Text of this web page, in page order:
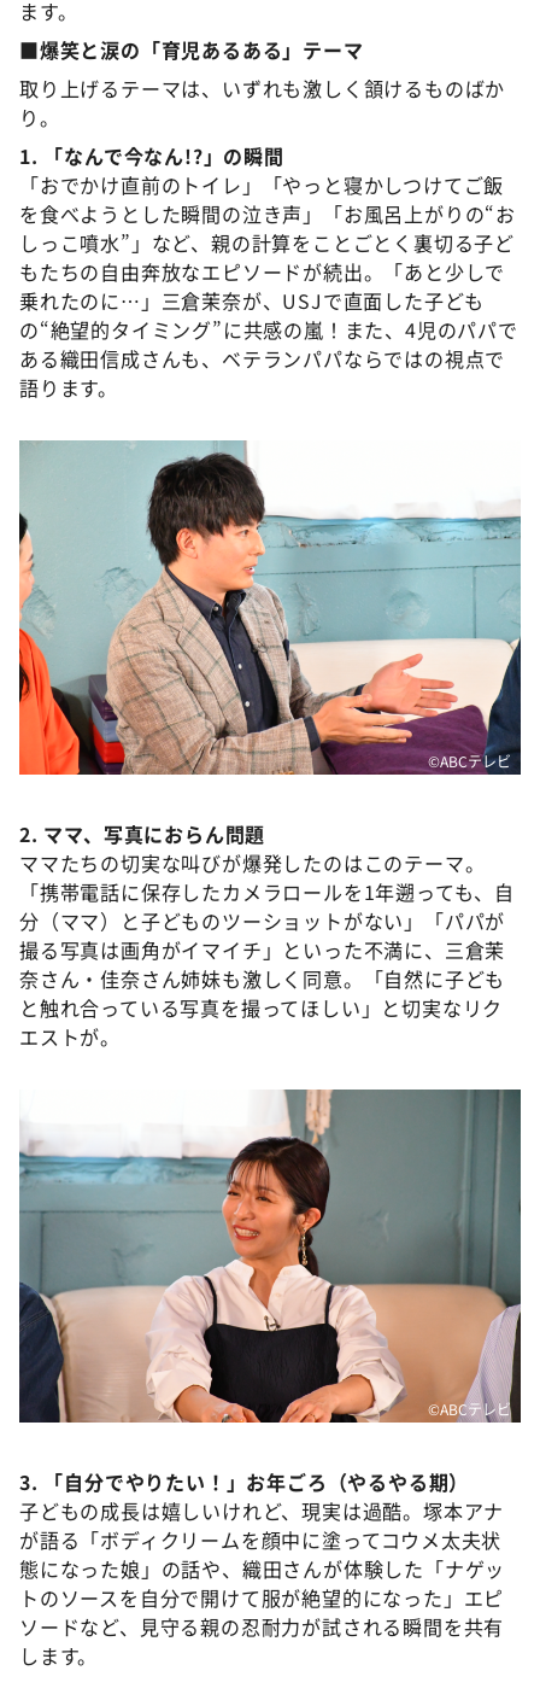
ます。
■爆笑と涙の「育児あるある」テーマ
取り上げるテーマは、いずれも激しく頷けるものばか
り。
1. 「なんで今なん!?」の瞬間
「おでかけ直前のトイレ」「やっと寝かしつけてご飯
を食べようとした瞬間の泣き声」「お風呂上がりの“お
しっこ噴水”」など、親の計算をことごとく裏切る子ど
もたちの自由奔放なエピソードが続出。「あと少しで
乗れたのに…」三倉茉奈が、USJで直面した子ども
の“絶望的タイミング”に共感の嵐！また、4児のパパで
ある織田信成さんも、ベテランパパならではの視点で
語ります。
©ABCテレビ
2. ママ、写真におらん問題
ママたちの切実な叫びが爆発したのはこのテーマ。
「携帯電話に保存したカメラロールを1年遡っても、自
分（ママ）と子どものツーショットがない」「パパが
撮る写真は画角がイマイチ」といった不満に、三倉茉
奈さん・佳奈さん姉妹も激しく同意。「自然に子ども
と触れ合っている写真を撮ってほしい」と切実なリク
エストが。
©ABCテレビ
3. 「自分でやりたい！」お年ごろ（やるやる期）
子どもの成長は嬉しいけれど、現実は過酷。塚本アナ
が語る「ボディクリームを顔中に塗ってコウメ太夫状
態になった娘」の話や、織田さんが体験した「ナゲッ
トのソースを自分で開けて服が絶望的になった」エピ
ソードなど、見守る親の忍耐力が試される瞬間を共有
します。